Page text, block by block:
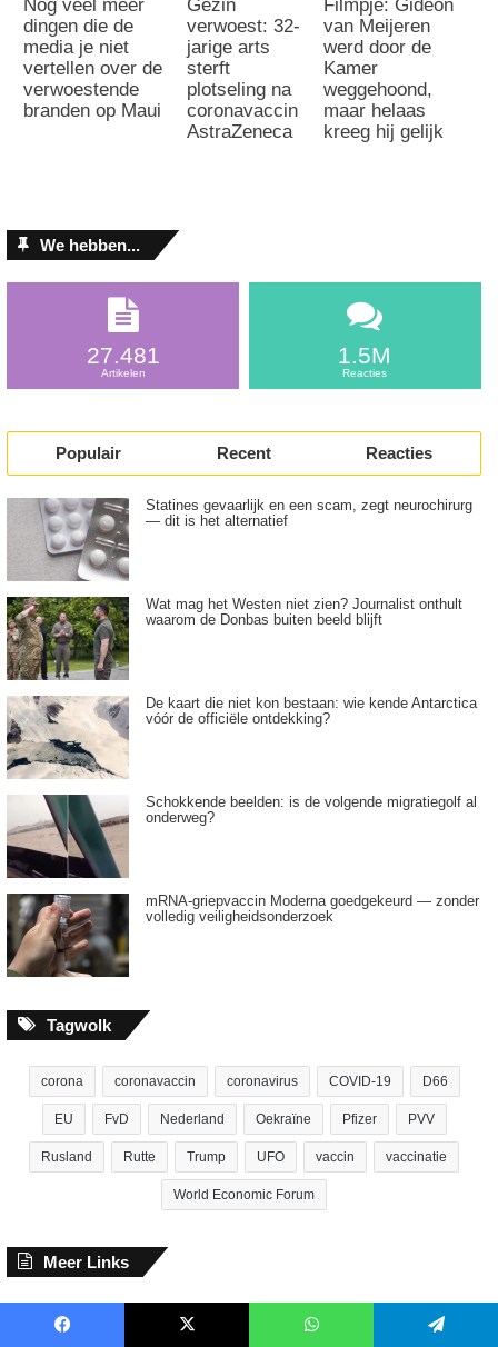
Nog veel meer
dingen die de
media je niet
vertellen over de
verwoestende
branden op Maui
Gezin
verwoest: 32-
jarige arts
sterft
plotseling na
coronavaccin
AstraZeneca
Filmpje: Gideon
van Meijeren
werd door de
Kamer
weggehoond,
maar helaas
kreeg hij gelijk
We hebben...
27.481
Artikelen
1.5M
Reacties
Populair Recent Reacties
Statines gevaarlijk en een scam, zegt neurochirurg
— dit is het alternatief
Wat mag het Westen niet zien? Journalist onthult
waarom de Donbas buiten beeld blijft
De kaart die niet kon bestaan: wie kende Antarctica
vóór de officiële ontdekking?
Schokkende beelden: is de volgende migratiegolf al
onderweg?
mRNA-griepvaccin Moderna goedgekeurd — zonder
volledig veiligheidsonderzoek
Tagwolk
corona coronavaccin coronavirus COVID-19 D66
EU FvD Nederland Oekraïne Pfizer PVV
Rusland Rutte Trump UFO vaccin vaccinatie
World Economic Forum
Meer Links